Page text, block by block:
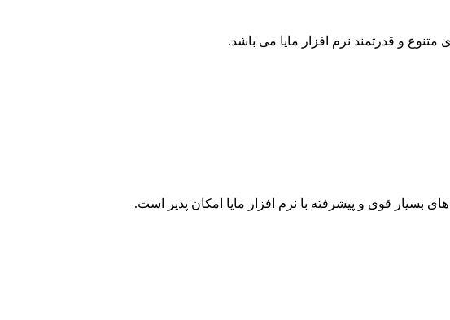
و قدرتمند نرم افزار مایا می باشد.
بسیار قوی و پیشرفته با نرم افزار مایا امکان پذیر است.